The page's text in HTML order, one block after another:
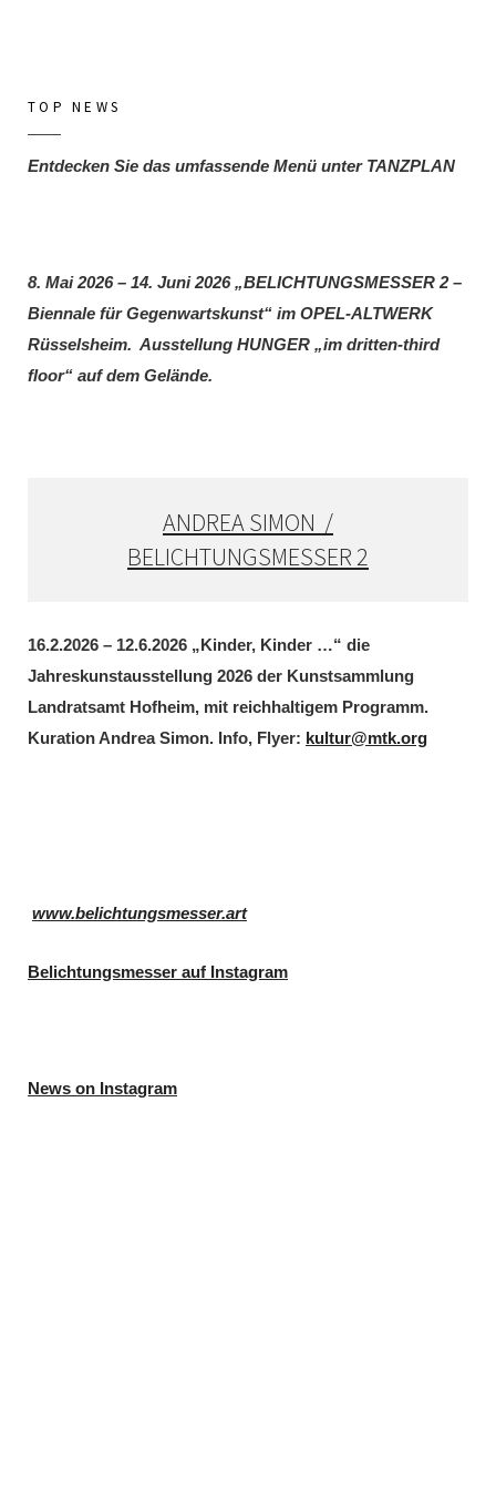
TOP NEWS
Entdecken Sie das umfassende Menü unter TANZPLAN
8. Mai 2026 – 14. Juni 2026 „BELICHTUNGSMESSER 2 –
Biennale für Gegenwartskunst“ im OPEL-ALTWERK
Rüsselsheim. Ausstellung HUNGER „im dritten-third
floor“ auf dem Gelände.
ANDREA SIMON /
BELICHTUNGSMESSER 2
16.2.2026 – 12.6.2026 „Kinder, Kinder …“ die
Jahreskunstausstellung 2026 der Kunstsammlung
Landratsamt Hofheim, mit reichhaltigem Programm.
Kuration Andrea Simon. Info, Flyer: kultur@mtk.org
www.belichtungsmesser.art
Belichtungsmesser auf Instagram
News on Instagram